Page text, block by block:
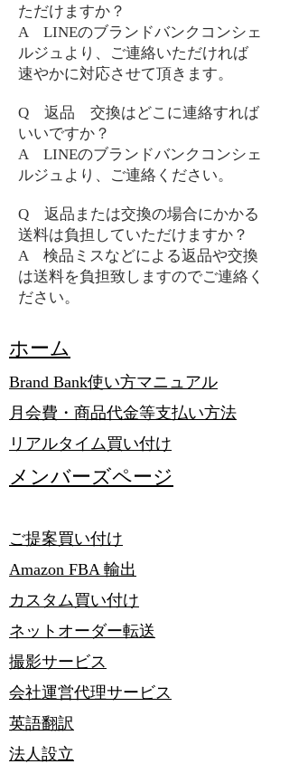
ただけますか？
A LINEのブランドバンクコンシェ
ルジュより、ご連絡いただければ
速やかに対応させて頂きます。
Q 返品 交換はどこに連絡すれば
いいですか？
A LINEのブランドバンクコンシェ
ルジュより、ご連絡ください。
Q 返品または交換の場合にかかる
送料は負担していただけますか？
A 検品ミスなどによる返品や交換
は送料を負担致しますのでご連絡く
ださい。
​ホーム
Brand Bank使い方マニュアル
月会費・商品代金等支払い方法
リアルタイム買い付け
メンバーズページ
ご提案買い付け
​Amazon FBA 輸出
​カスタム買い付け
ネットオーダー​転送
撮影サービス
会社運営代理サービス
​英語翻訳
法人設立